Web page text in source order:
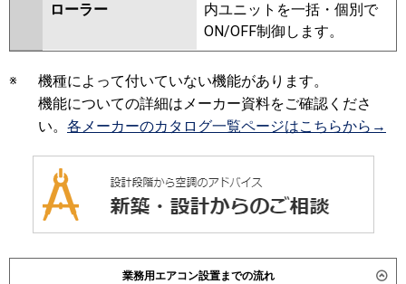
ローラー
内ユニットを一括・個別で
ON/OFF制御します。
※
機種によって付いていない機能があります。
機能についての詳細はメーカー資料をご確認くださ
い。 各メーカーのカタログ一覧ページはこちらから→
業務用エアコン設置までの流れ